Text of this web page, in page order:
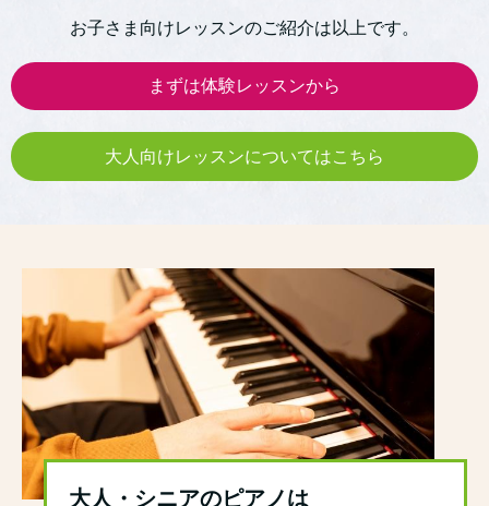
お子さま向けレッスンのご紹介は以上です。
まずは体験レッスンから
大人向けレッスンについてはこちら
大人・シニアのピアノは